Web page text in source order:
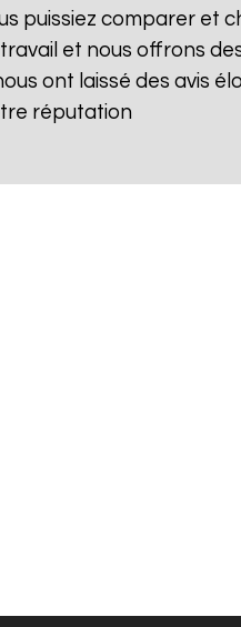
comparer et
et nous offrons
ont laissé des avis
réputation